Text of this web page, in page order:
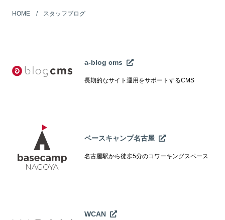
HOME スタッフブログ
a-blog cms
長期的なサイト運用をサポートするCMS
ベースキャンプ名古屋
名古屋駅から徒歩5分のコワーキングスペース
WCAN